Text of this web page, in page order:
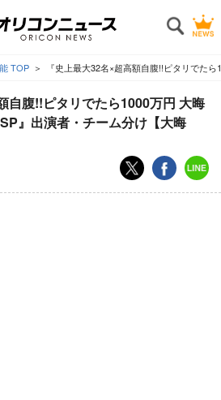
TOP 『史上最大32名×超高額自腹!!ピタリでた
自腹!!ピタリでたら1000万円 大晦
』出演者・チーム分け【大晦